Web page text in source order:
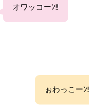
オワッコーﾝ‼
ぉわっこーﾝ!